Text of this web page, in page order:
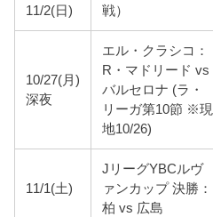
11/2(日)
戦）
10/27(月)
深夜
エル・クラシコ：
R・マドリード vs
バルセロナ (ラ・
リーガ第10節 ※現
地10/26)
11/1(土)
JリーグYBCルヴ
ァンカップ 決勝：
柏 vs 広島